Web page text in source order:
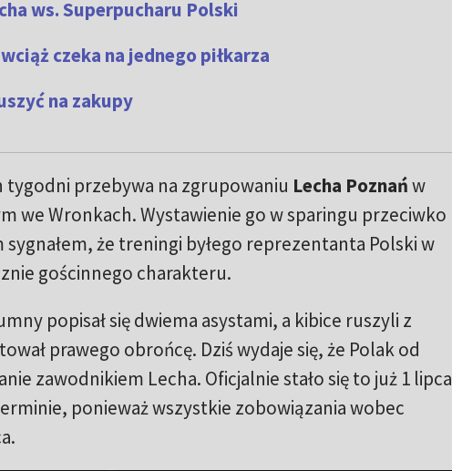
ws. Superpucharu Polski
czeka na jednego piłkarza
na zakupy
przebywa na zgrupowaniu Lecha Poznańw
we Wronkach. Wystawienie go w sparingu przeciwko
sygnałem, że treningi byłego reprezentanta Polski w
gościnnego charakteru.
popisał się dwiema asystami, a kibice ruszyli z
prawego obrońcę. Dziś wydaje się, że Polak od
zawodnikiem Lecha. Oficjalnie stało się to już 1
ponieważ wszystkie zobowiązania wobec